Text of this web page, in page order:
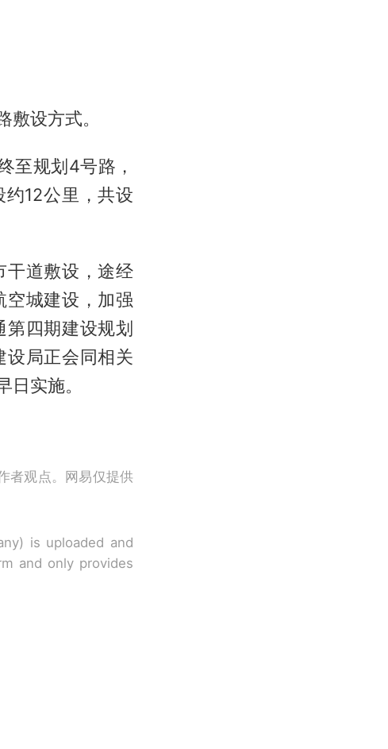
设方式。
至规划4号路，
12公里，共设
干道敷设，途经
空城建设，加强
第四期建设规划
设局正会同相关
实施。
者观点。网易仅提供
is uploaded and
and only provides